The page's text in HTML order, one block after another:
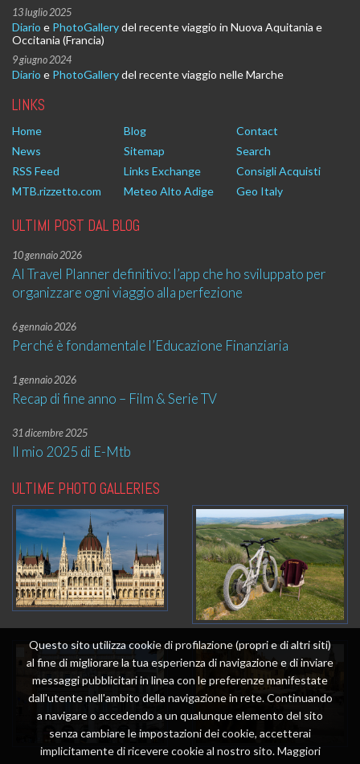
13 luglio 2025
Diario e PhotoGallerydel recente viaggio in Nuova Aquitania e
Occitania (Francia)
9 giugno 2024
Diario e PhotoGallerydel recente viaggio nelle Marche
LINKS
Home Blog
Contact
News
Sitemap
Search
RSS Feed
Links Exchange
Consigli Acquisti
MTB.rizzetto.com
Meteo Alto Adige Geo Italy
ULTIMI POST DAL BLOG
10 gennaio 2026
AI Travel Planner definitivo: l’app che ho sviluppato per
organizzare ogni viaggio alla perfezione
6 gennaio 2026
Perché è fondamentale l’Educazione Finanziaria
1 gennaio 2026
Recap di fine anno – Film & Serie TV
31 dicembre 2025
Il mio 2025 di E-Mtb
ULTIME PHOTO GALLERIES
Questo sito utilizza cookie di profilazione (propri e di altri siti)
al fine di migliorare la tua esperienza di navigazione e di inviare
messaggi pubblicitari in linea con le preferenze manifestate
dall'utente nell'ambito della navigazione in rete. Continuando
a navigare o accedendo a un qualunque elemento del sito
senza cambiare le impostazioni dei cookie, accetterai
implicitamente di ricevere cookie al nostro sito. Maggiori